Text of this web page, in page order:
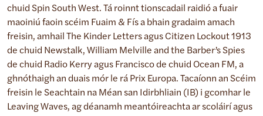
chuid Spin South West. Tá roinnt tionscadail raidió a fuair
maoiniú faoin scéim Fuaim & Fís a bhain gradaim amach
freisin, amhail The Kinder Letters agus Citizen Lockout 1913
de chuid Newstalk, William Melville and the Barber’s Spies
de chuid Radio Kerry agus Francisco de chuid Ocean FM, a
ghnóthaigh an duais mór le rá Prix Europa. Tacaíonn an Scéim
freisin le Seachtain na Méan san Idirbhliain (IB) i gcomhar le
Leaving Waves, ag déanamh meantóireachta ar scoláirí agus